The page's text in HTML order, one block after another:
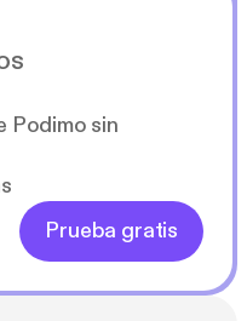
Podimo sin
Prueba gratis